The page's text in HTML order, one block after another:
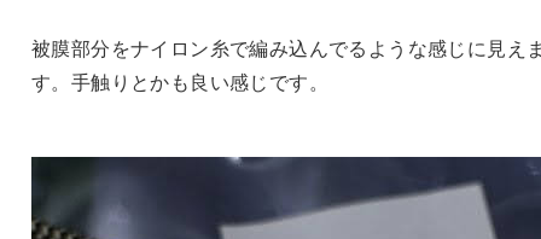
被膜部分をナイロン糸で編み込んでるような感じに見え
す。手触りとかも良い感じです。